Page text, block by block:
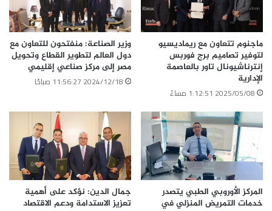
باستثمارات 300 مليون دولار رئيس اقتصادية قناة السويس يشهد وضع حجر
أساس مشروع نيو انرجي جلاس للزجاج
ماجنوم تتعاون مع ريماديسيو
لتوفير تصاميم برج فوربس
إنترناشيونال تاور بالعاصمة
الإدارية
2025/05/08 1:12:51 مساءً
وزير الصناعة: منفتحون للتعاون مع
دول العالم لتطوير القطاع وتحويل
مصر إلى مركز صناعي إقليمي
2024/12/18 11:56:27 صباحًا
المركز الأوروبي الطبي يتصدر
خدمات التمريض المنزلي في
جمال الدين: نؤكد على أهمية
تعزيز الاستدامة ودعم الاقتصاد